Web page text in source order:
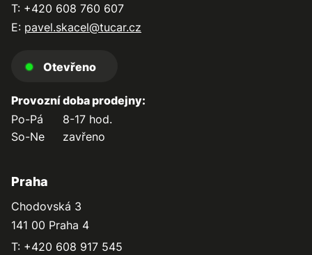
T: +420 608 760 607
E: pavel.skacel@tucar.cz
Otevřeno
Provozní doba prodejny:
Po-Pá
8-17 hod.
So-Ne
zavřeno
Praha
Chodovská 3
141 00 Praha 4
T: +420 608 917 545